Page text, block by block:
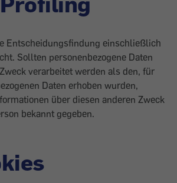
Entscheidungsfindung einschließlich
Sollten personenbezogene Daten
verarbeitet werden als den, für
Daten erhoben wurden,
über diesen anderen Zweck
bekannt gegeben.